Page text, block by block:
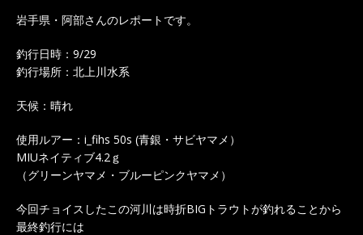
岩手県・阿部さんのレポートです。
釣行日時：9/29
釣行場所：北上川水系
天候：晴れ
使用ルアー：i_fihs 50s (青銀・サビヤマメ）
MIUネイティブ4.2ｇ
（グリーンヤマメ・ブルーピンクヤマメ）
今回チョイスしたこの河川は時折BIGトラウトが釣れることから
最終釣行には